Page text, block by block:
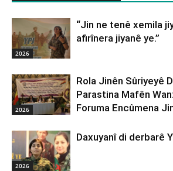
2026
“Jin ne tenê xemila
afirînera jiyanê ye.”
2026
Rola Jinên Sûriyeyê
Parastina Mafên
Foruma Encûmena
2026
Daxuyanî di derbarê